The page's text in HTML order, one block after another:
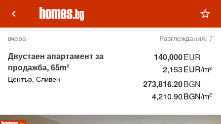
keyboard_arrow_left star_outline
вчера Разглеждания: 7
140,000EUR
2,153EUR/m²
273,816.20BGN
4,210.90BGN/m2
Двустаен апартамент за
продажба, 65m²
Център, Сливен